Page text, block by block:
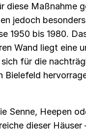
diese Maßnahme
jedoch
1950 bis 1980.
Wand liegt eine
für die
Bielefeld
Senne, Heepen
dieser Häuser